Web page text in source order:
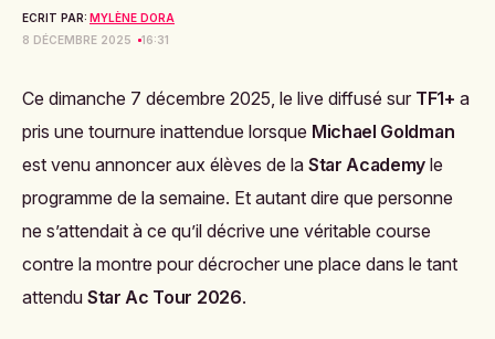
ECRIT PAR: MYLÈNE DORA
8 DÉCEMBRE 2025
16:31
Ce dimanche 7 décembre 2025, le live diffusé sur TF1+ a
pris une tournure inattendue lorsque Michael Goldman
est venu annoncer aux élèves de la Star Academy le
programme de la semaine. Et autant dire que personne
ne s’attendait à ce qu’il décrive une véritable course
contre la montre pour décrocher une place dans le tant
attendu Star Ac Tour 2026.